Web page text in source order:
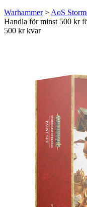
Warhammer> AoS
Handla för minst 500 kr
500 kr kvar